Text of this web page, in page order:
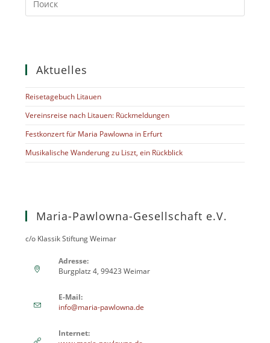
Aktuelles
Reisetagebuch Litauen
Vereinsreise nach Litauen: Rückmeldungen
Festkonzert für Maria Pawlowna in Erfurt
Musikalische Wanderung zu Liszt, ein Rückblick
Maria-Pawlowna-Gesellschaft e.V.
c/o Klassik Stiftung Weimar
Adresse:
Burgplatz 4, 99423 Weimar
E-Mail:
info@maria-pawlowna.de
Internet: